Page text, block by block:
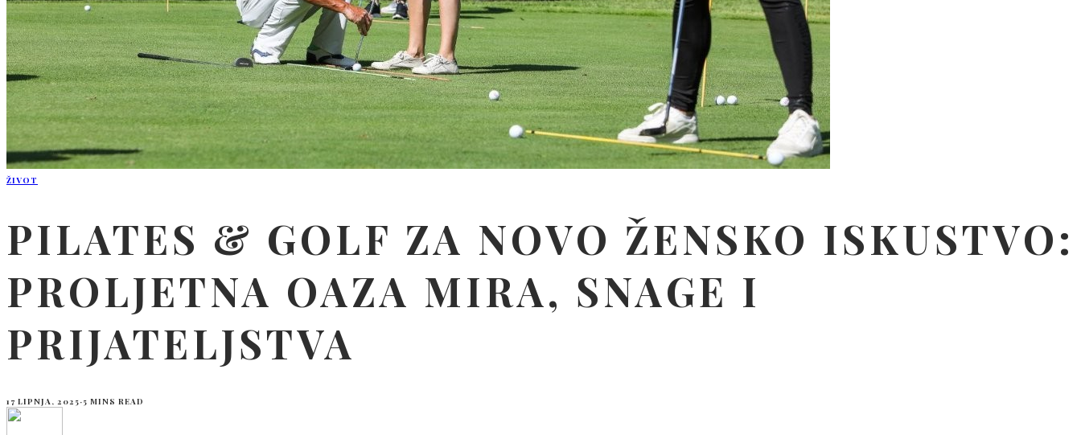
ŽIVOT
PILATES & GOLF ZA NOVO ŽENSKO ISKUSTVO:
PROLJETNA OAZA MIRA, SNAGE I
PRIJATELJSTVA
17 LIPNJA, 2025·5 MINS READ